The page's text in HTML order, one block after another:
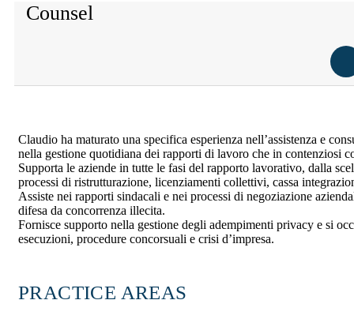
Counsel
Claudio ha maturato una specifica esperienza nell’assistenza e
nella gestione quotidiana dei rapporti di lavoro che in contenziosi
Supporta le aziende in tutte le fasi del rapporto lavorativo, dalla
processi di ristrutturazione, licenziamenti collettivi, cassa
Assiste nei rapporti sindacali e nei processi di negoziazione
difesa da concorrenza illecita.
Fornisce supporto nella gestione degli adempimenti privacy e si
esecuzioni, procedure concorsuali e crisi d’impresa.
PRACTICE AREAS